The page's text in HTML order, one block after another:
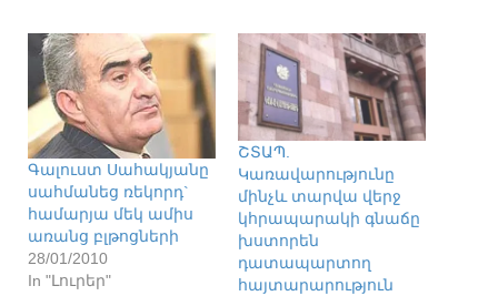
Գալուստ Սահակյանը
սահմանեց ռեկորդ`
համարյա մեկ ամիս
առանց բլթոցների
28/01/2010
In "Լուրեր"
ՇՏԱՊ.
Կառավարությունը
մինչև տարվա վերջ
կհրապարակի գնաճը
խստորեն
դատապարտող
հայտարարություն